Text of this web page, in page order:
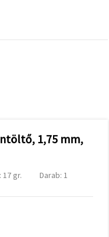
1,75 mm,
17 gr.
Darab: 1